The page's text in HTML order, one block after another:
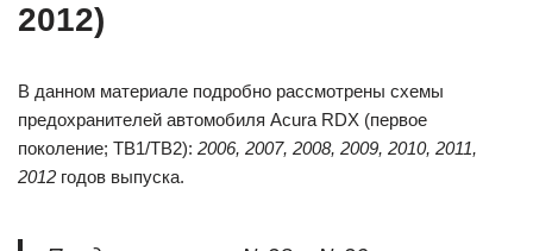
2012)
В данном материале подробно рассмотрены схемы
предохранителей автомобиля Acura RDX (первое
поколение; TB1/TB2): 2006, 2007, 2008, 2009, 2010, 2011,
2012 годов выпуска.